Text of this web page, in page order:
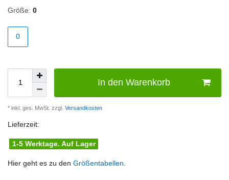
Größe: 0
0
In den Warenkorb
* inkl. ges. MwSt. zzgl. Versandkosten
Lieferzeit:
1-5 Werktage. Auf Lager
Hier geht es zu den Größentabellen